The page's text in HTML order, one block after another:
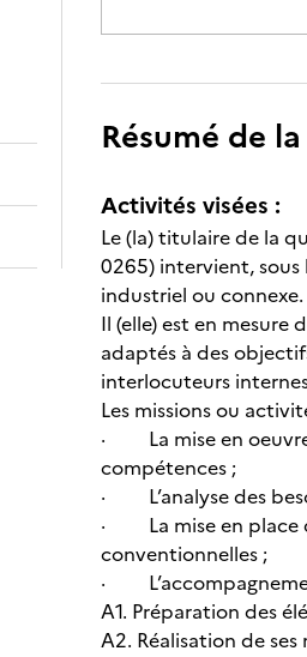
Résumé de
Activités visées :
Le (la) titulaire de la
0265) intervient, sous
industriel ou connexe.
Il (elle) est en
adaptés à des
interlocuteurs
Les missions ou
· La mise en oeuvre
compétences ;
· L’analyse des
· La mise en place
conventionnelles ;
·
A1. Préparation des
A2. Réalisation de ses